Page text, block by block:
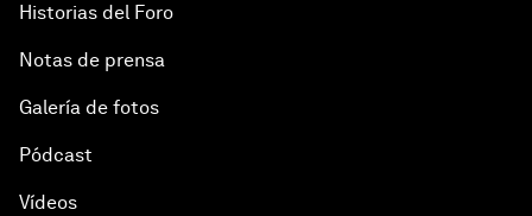
Historias del Foro
Notas de prensa
Galería de fotos
Pódcast
Vídeos